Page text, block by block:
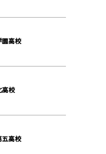
園高校
高校
五高校